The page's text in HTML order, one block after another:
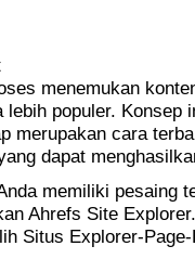
menemukan
lebih populer. Konsep
merupakan cara
dapat
memiliki pesaing
Ahrefs Site
Situs Explorer-